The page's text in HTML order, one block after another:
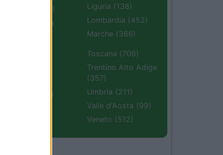
Campania (236)
Emilia Romagna
Liguria (138)
Lombardia (452)
Marche (366)
Sardegna (336)
Toscana (706)
Trentino Alto Adige
(357)
Umbria (211)
Valle d'Aosta (99)
Veneto (512)